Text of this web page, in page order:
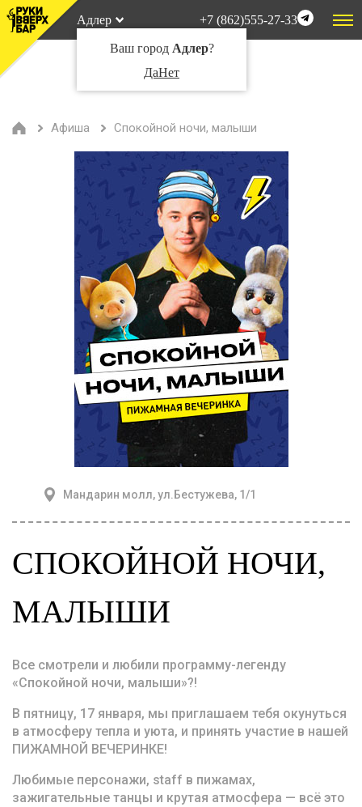
Адлер
Ваш город Адлер?
ДаНет
+7 (862)555-27-33
Афиша Спокойной ночи, малыши
Мандарин молл, ул.Бестужева, 1/1
СПОКОЙНОЙ НОЧИ,
МАЛЫШИ
Все смотрели и любили программу-легенду
«Спокойной ночи, малыши»?!
В пятницу, 17 января, мы приглашаем тебя окунуться
в атмосферу тепла и уюта, и принять участие в нашей
ПИЖАМНОЙ ВЕЧЕРИНКЕ!
Любимые персонажи, staff в пижамах,
зажигательные танцы и крутая атмосфера — всё это